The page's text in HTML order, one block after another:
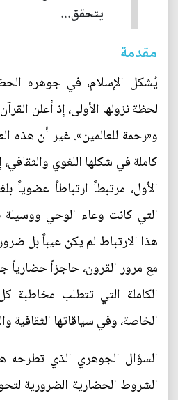
يتحقق...
مقدمة
يُشكل الإسلام، في جوهره
لحظة نزولها الأولى، إذ أعلن
و«رحمة للعالمين». غير أن هذه
كاملة في شكلها اللغوي
الأول، مرتبطاً ارتباطاً عضوياً
التي كانت وعاء الوحي ووسيلة
هذا الارتباط لم يكن عيباً بل
مع مرور القرون، حاجزاً حضارياً
الكاملة التي تتطلب مخاطبة
الخاصة، وفي سياقاتها الثقافية
السؤال الجوهري الذي تطرحه
الشروط الحضارية الضرورية